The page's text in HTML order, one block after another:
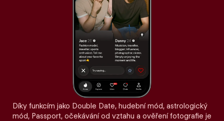
Díky funkcím jako Double Date, hudební mód, astrologický
mód, Passport, očekávání od vztahu a ověření fotografie je